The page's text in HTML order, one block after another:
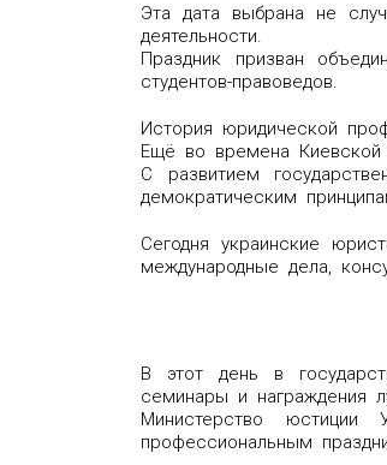
Эта дата выбрана не
деятельности.
Праздник призван
студентов-правоведов.
История юридической
Ещё во времена Киевской
С развитием
демократическим
Сегодня украинские
международные дела,
В этот день в
семинары и награждения
Министерство юстиции
профессиональным